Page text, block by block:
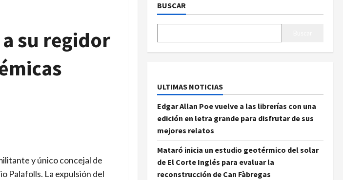
su regidor
y único concejal de
Palafolls. La expulsión del
BUSCAR
ULTIMAS NOTICIAS
Edgar Allan Poe vuelve a las librerías con una
edición en letra grande para disfrutar de sus
mejores relatos
Mataró inicia un estudio geotérmico del solar
de El Corte Inglés para evaluar la
reconstrucción de Can Fàbregas